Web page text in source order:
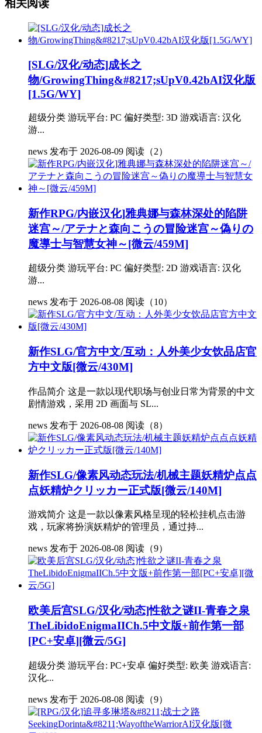
相关阅读
[SLG/汉化/动态]成长之
物/GrowingThing&#8217;sUpV0.42bAI汉化版
[1.5G/WY]
超级分类 游玩平台: PC 偏好类型: 3D 游戏语言: 汉化
游...
news 发布于 2026-08-09 阅读（2）
新作RPG/内嵌汉化]雅典娜与森林深处的陷阱
迷宫～/アテナと森向こうの冒险迷宫～偽りの
魔導士与智慧女神～[微云/459M]
超级分类 游玩平台: PC 偏好类型: 2D 游戏语言: 汉化
游...
news 发布于 2026-08-08 阅读（10）
新作SLG/官方中文/互动：人外美少女饮品店官
方中文版[微云/430M]
作品简介 这是一款以现代职场与创业日常为背景的中文
剧情游戏，采用 2D 画面与 SL...
news 发布于 2026-08-08 阅读（8）
新作SLG/像素风动态玩法/机械主题妖精炉点点
点妖精炉クリッカー正式版[微云/140M]
游戏简介 这是一款以像素风格呈现的轻松挂机点击游
戏，玩家将扮演妖精炉的管理员，通过持...
news 发布于 2026-08-08 阅读（9）
欧美后宫SLG/汉化/动态]性欲之谜II-青春之泉
TheLibidoEnigmaIICh.5中文版+前作第一部
[PC+安卓][微云/5G]
超级分类 游玩平台: PC+安卓 偏好类型: 欧美 游戏语言:
汉化...
news 发布于 2026-08-08 阅读（9）